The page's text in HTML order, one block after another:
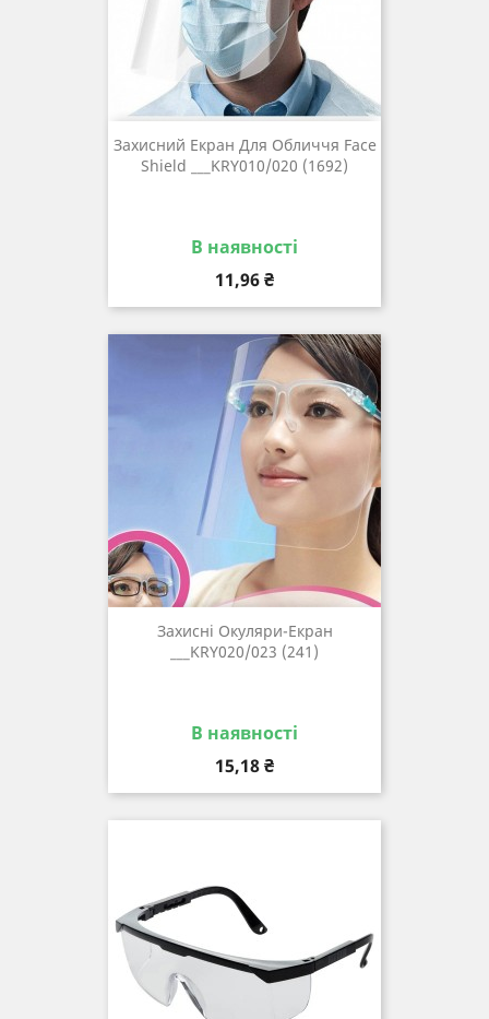
Захисний Екран Для Обличчя Face
Shield ___KRY010/020 (1692)
В наявності
Ціна
11,96 ₴
Захисні Окуляри-Екран
___KRY020/023 (241)
В наявності
Ціна
15,18 ₴